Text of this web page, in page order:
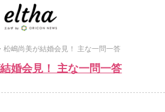
松嶋尚美が結婚会見！ 主な一問一答
婚会見！ 主な一問一答